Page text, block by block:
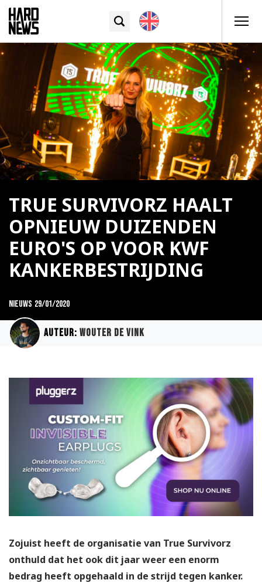
TRUE SURVIVORZ HAALT
OPNIEUW DUIZENDEN
EURO'S OP VOOR KWF
KANKERBESTRIJDING
Nieuws 29/01/2020
Auteur: Wouter de Vink
Zojuist heeft de organisatie van True Survivorz
onthuld dat het ook dit jaar weer een enorm
bedrag heeft opgehaald in de strijd tegen kanker.